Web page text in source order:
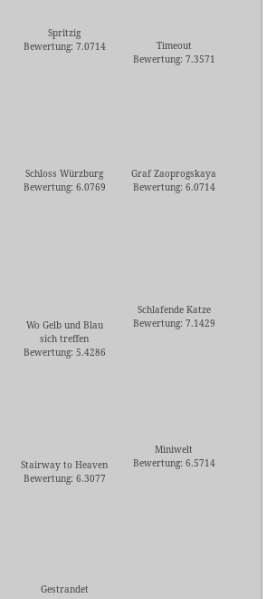
Spritzig
Bewertung: 7.0714
Timeout
Bewertung: 7.3571
Schloss Würzburg
Bewertung: 6.0769
Graf Zaoprogskaya
Bewertung: 6.0714
Wo Gelb und Blau
sich treffen
Bewertung: 5.4286
Schlafende Katze
Bewertung: 7.1429
Stairway to Heaven
Bewertung: 6.3077
Miniwelt
Bewertung: 6.5714
Gestrandet